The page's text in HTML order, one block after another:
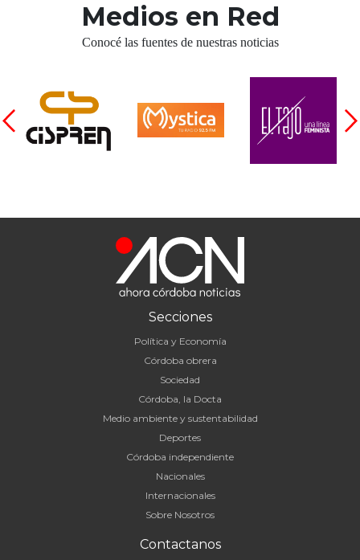
Medios en Red
Conocé las fuentes de nuestras noticias
Secciones
Política y Economía
Córdoba obrera
Sociedad
Córdoba, la Docta
Medio ambiente y sustentabilidad
Deportes
Córdoba independiente
Nacionales
Internacionales
Sobre Nosotros
Contactanos